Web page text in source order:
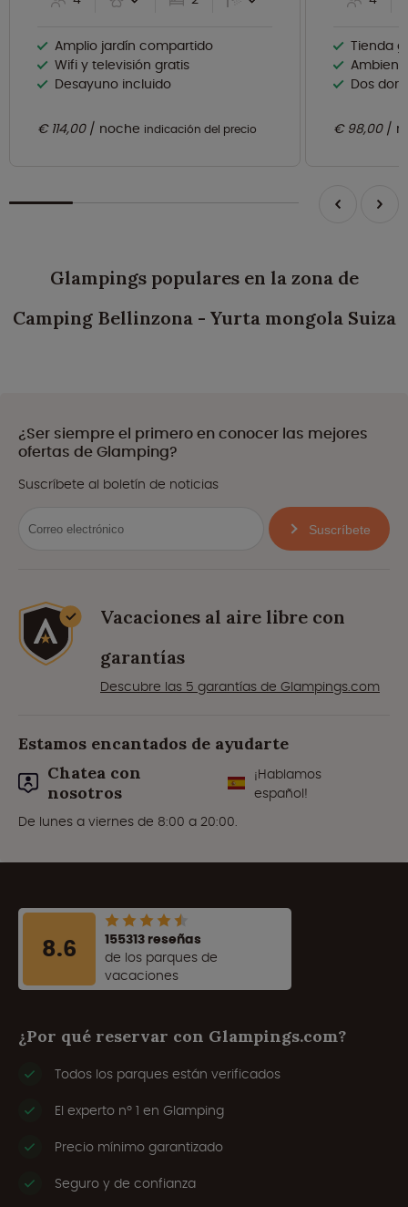
Amplio jardín compartido
Wifi y televisión gratis
Desayuno incluido
€ 114,00 noche indicación del precio
Tienda
Dos
€ 98,00
Glampings populares en la zona de
Camping Bellinzona - Yurta mongola Suiza
¿Ser siempre el primero en conocer las mejores
ofertas de Glamping?
Suscríbete al boletín de noticias
Suscríbete
Vacaciones al aire libre con
garantías
Descubre las 5 garantías de Glampings.com
Estamos encantados de ayudarte
Chatea con
nosotros
¡Hablamos
español!
De lunes a viernes de 8:00 a 20:00.
8.6
155313 reseñas
de los parques de
vacaciones
¿Por qué reservar con Glampings.com?
Todos los parques están verificados
El experto nº 1 en Glamping
Precio mínimo garantizado
Seguro y de confianza